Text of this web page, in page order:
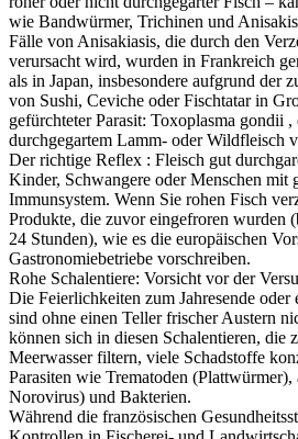
wie Bandwürmer, Trichinen und
Fälle von Anisakiasis, die durch den
verursacht wird, wurden in Frankreich
als in Japan, insbesondere aufgrund der
von Sushi, Ceviche oder Fischtatar in
gefürchteter Parasit: Toxoplasma gondii
durchgegartem Lamm- oder Wildfleisch
Der richtige Reflex : Fleisch gut
Kinder, Schwangere oder Menschen mit
Immunsystem. Wenn Sie rohen Fisch
Produkte, die zuvor eingefroren wurden
24 Stunden), wie es die europäischen
Gastronomiebetriebe vorschreiben.
Rohe Schalentiere: Vorsicht vor der
Die Feierlichkeiten zum Jahresende oder
sind ohne einen Teller frischer Austern
können sich in diesen Schalentieren, die
Meerwasser filtern, viele Schadstoffe
Parasiten wie Trematoden
Norovirus) und Bakterien.
Während die französischen